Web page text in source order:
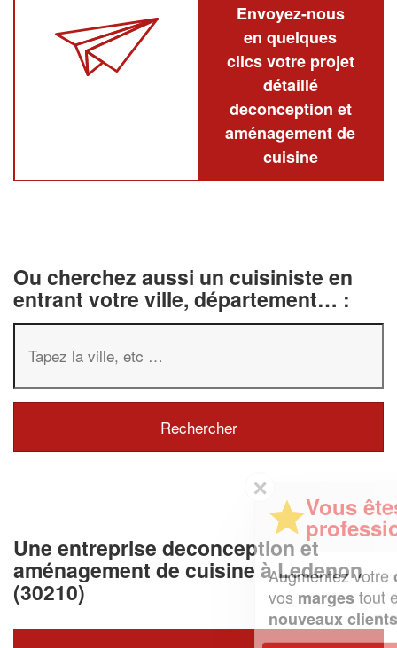
Envoyez-nous
en quelques
clics votre projet
détaillé
deconception et
aménagement de
cuisine
Ou cherchez aussi un cuisiniste en
entrant votre ville, département… :
Une entreprise deconception et
aménagement de cuisine à Ledenon
(30210)
Vous êtes un
professionnel ?
Augmentez votrechiffre d'affaireset
tout en gagnant de